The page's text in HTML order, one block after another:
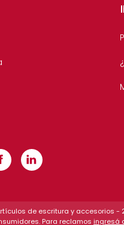
de escritura y accesorios -
Para reclamos ingresá